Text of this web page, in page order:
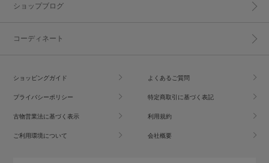
ショップブログ
コーディネート
ショッピングガイド よくあるご質問
プライバシーポリシー 特定商取引に基づく表記
古物営業法に基づく表示 利用規約
ご利用環境について 会社概要